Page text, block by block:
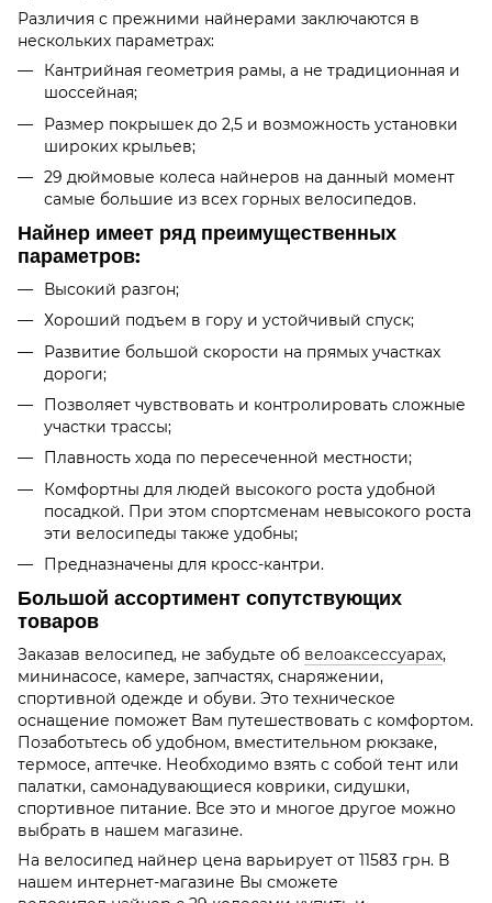
Различия с прежними найнерами заключаются в
нескольких параметрах:
Кантрийная геометрия рамы, а не традиционная и
шоссейная;
Размер покрышек до 2,5 и возможность установки
широких крыльев;
29 дюймовые колеса найнеров на данный момент
самые большие из всех горных велосипедов.
Найнер имеет ряд преимущественных
параметров:
Высокий разгон;
Хороший подъем в гору и устойчивый спуск;
Развитие большой скорости на прямых участках
дороги;
Позволяет чувствовать и контролировать сложные
участки трассы;
Плавность хода по пересеченной местности;
Комфортны для людей высокого роста удобной
посадкой. При этом спортсменам невысокого роста
эти велосипеды также удобны;
Предназначены для кросс-кантри.
Большой ассортимент сопутствующих
товаров
Заказав велосипед, не забудьте об велоаксессуарах,
мининасосе, камере, запчастях, снаряжении,
спортивной одежде и обуви. Это техническое
оснащение поможет Вам путешествовать с комфортом.
Позаботьтесь об удобном, вместительном рюкзаке,
термосе, аптечке. Необходимо взять с собой тент или
палатки, самонадувающиеся коврики, сидушки,
спортивное питание. Все это и многое другое можно
выбрать в нашем магазине.
На велосипед найнер цена варьирует от 11583 грн. В
нашем интернет-магазине Вы сможете